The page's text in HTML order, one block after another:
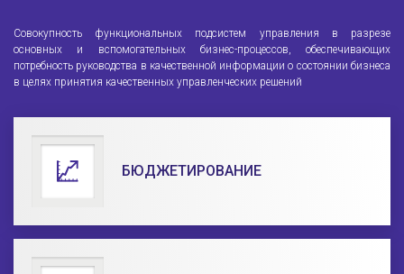
Совокупность функциональных подсистем управления в разрезе
основных и вспомогательных бизнес-процессов, обеспечивающих
потребность руководства в качественной информации о состоянии бизнеса
в целях принятия качественных управленческих решений
БЮДЖЕТИРОВАНИЕ